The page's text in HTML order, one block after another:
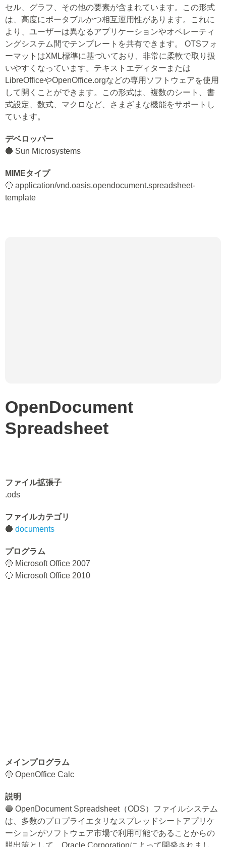
セル、グラフ、その他の要素が含まれています。この形式
は、高度にポータブルかつ相互運用性があります。これに
より、ユーザーは異なるアプリケーションやオペレーティ
ングシステム間でテンプレートを共有できます。 OTSフォ
ーマットはXML標準に基づいており、非常に柔軟で取り扱
いやすくなっています。テキストエディターまたは
LibreOfficeやOpenOffice.orgなどの専用ソフトウェアを使用
して開くことができます。この形式は、複数のシート、書
式設定、数式、マクロなど、さまざまな機能をサポートし
ています。
デベロッパー
🔵 Sun Microsystems
MIMEタイプ
🔵 application/vnd.oasis.opendocument.spreadsheet-
template
OpenDocument
Spreadsheet
ファイル拡張子
.ods
ファイルカテゴリ
🔵 documents
プログラム
🔵 Microsoft Office 2007
🔵 Microsoft Office 2010
メインプログラム
🔵 OpenOffice Calc
説明
🔵 OpenDocument Spreadsheet（ODS）ファイルシステム
は、多数のプロプライエタリなスプレッドシートアプリケ
ーションがソフトウェア市場で利用可能であることからの
脱出策として、Oracle Corporationによって開発されまし